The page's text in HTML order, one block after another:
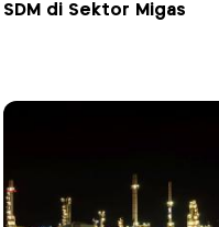
SDM di Sektor Migas